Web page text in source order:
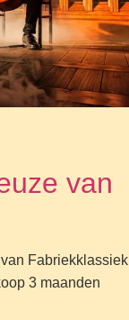
van
Fabriekklassiek
3 maanden